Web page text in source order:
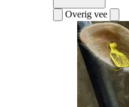
Overig vee